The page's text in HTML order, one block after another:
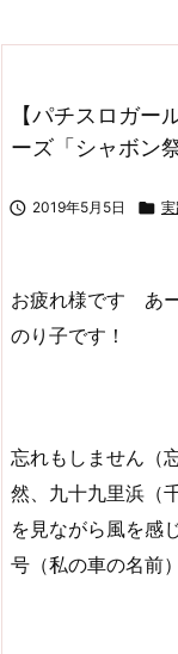
【パチスロガー
ーズ「シャボン
 2019年5月5日  実
お疲れ様です あ
のり子です！
忘れもしません（
然、九十九里浜（
を見ながら風を感
号（私の車の名前